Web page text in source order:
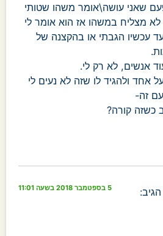
שאני עושה\אומר משהו שטותי
מצליח במשהו אז הוא אומר לי
עכשיו הגבתי או בהקצנה של
אנשים, לא רק לי.
אחד ולהגיד לו שזה לא נעים לי
זה-
כשזה קורה?
הגיב: 5 בספטמבר 2018 בשעה 11:01